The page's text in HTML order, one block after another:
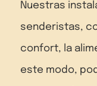
Nuestras
senderistas,
confort, la
este modo,